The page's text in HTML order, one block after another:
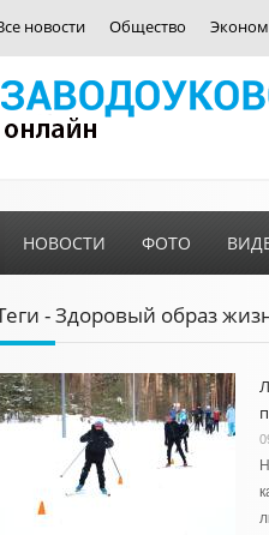
новости Общество
НОВОСТИ ФОТО
- Здоровый образ